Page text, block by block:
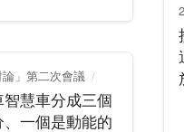
」第二次會議
慧車分成三個
一個是動能的